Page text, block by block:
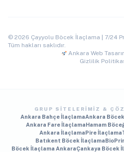
© 2026 Çayyolu Böcek İlaçlama | 7/24
Tüm hakları saklıdır.
Ankara Web
Gizlilik
GRUP SITELERIMIZ &
Ankara Bahçe İlaçlamaAnkara
Ankara Fare İlaçlamaHamam
Ankara İlaçlamaPire İlaçlama
Batıkent Böcek İlaçlama
Böcek İlaçlama AnkaraÇankaya Böcek